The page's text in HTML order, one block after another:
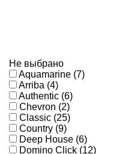
Не выбрано
Aquamarine (7)
Arriba (4)
Authentic (6)
Chevron (2)
Classic (25)
Country (9)
Deep House (6)
Domino Click (12)